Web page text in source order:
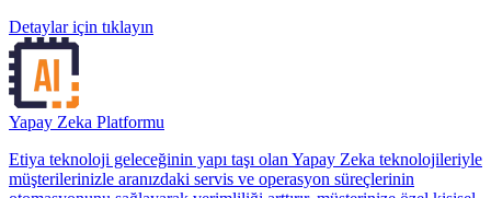
Detaylar için tıklayın
Yapay Zeka Platformu
Etiya teknoloji geleceğinin yapı taşı olan Yapay Zeka teknolojileriyle
müşterilerinizle aranızdaki servis ve operasyon süreçlerinin